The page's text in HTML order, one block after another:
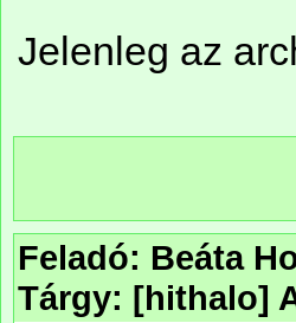
Jelenleg az
Feladó: Beáta
Tárgy: [hithalo]